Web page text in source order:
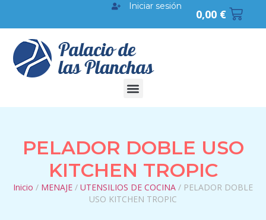
0,00 €
Iniciar sesión
PELADOR DOBLE USO
KITCHEN TROPIC
Inicio / MENAJE / UTENSILIOS DE COCINA / PELADOR DOBLE
USO KITCHEN TROPIC